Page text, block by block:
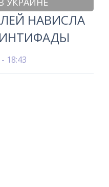
НАВИСЛА
ИНТИФАДЫ
18:43